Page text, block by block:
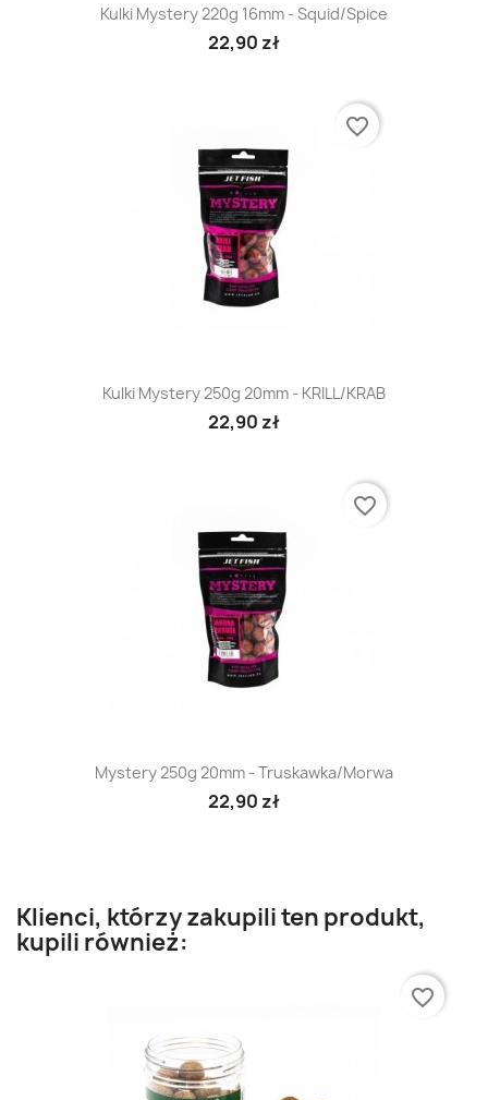
Kulki Mystery 220g 16mm - Squid/Spice
22,90 zł
Kulki Mystery 250g 20mm - KRILL/KRAB
22,90 zł
favorite_border
Mystery 250g 20mm - Truskawka/Morwa
22,90 zł
favorite_border
Klienci, którzy zakupili ten produkt,
kupili również:
favorite_border